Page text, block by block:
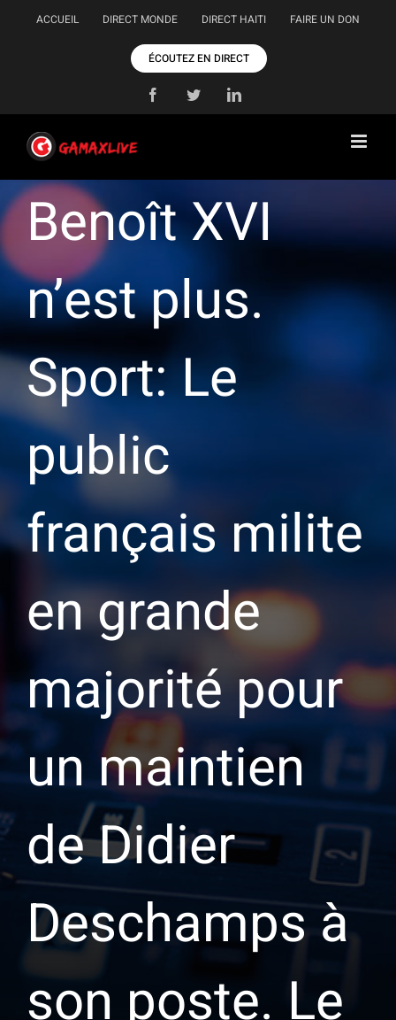
PasserACCUEIL DIRECT MONDE DIRECT HAITI FAIRE UN DON
ÉCOUTEZ EN DIRECT
FacebookTwitterLinkedIn
Benoît XVI
n’est plus.
Sport: Le
public
français milite
en grande
majorité pour
un maintien
de Didier
Deschamps à
son poste. Le